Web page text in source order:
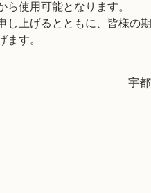
使用可能となります。
上げるとともに、皆様の
ます。
宇